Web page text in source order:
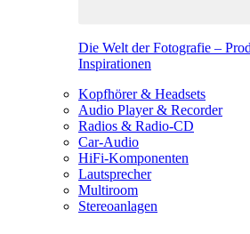
Die Welt der Fotografie –
Inspirationen
Kopfhörer & Headsets
Audio Player & Recorder
Radios & Radio-CD
Car-Audio
HiFi-Komponenten
Lautsprecher
Multiroom
Stereoanlagen